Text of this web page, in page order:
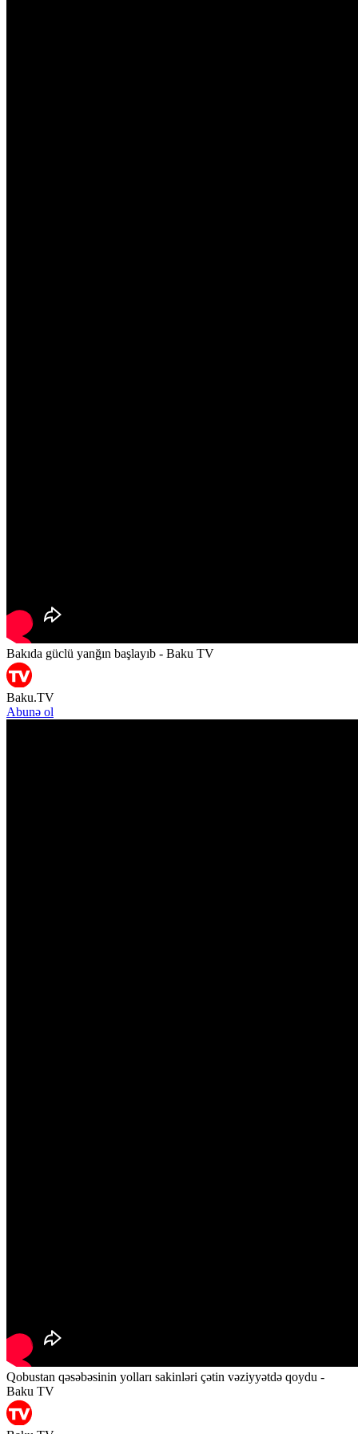
Bakıda güclü yanğın başlayıb - Baku TV
Baku.TV
Abunə ol
Qobustan qəsəbəsinin yolları sakinləri çətin vəziyyətdə qoydu -
Baku TV